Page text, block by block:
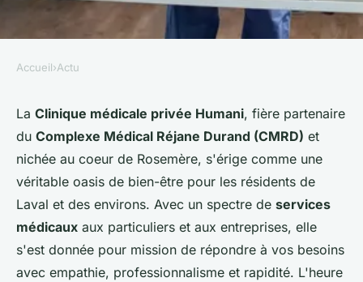
La Clinique de Rosemère
offre-t-elle des services
d'orthopédie ?
violette•13 mai 2024•2 min de lecture
Accueil›Actu
La Clinique médicale privée Humani, fière partenaire
du Complexe Médical Réjane Durand (CMRD) et
nichée au coeur de Rosemère, s'érige comme une
véritable oasis de bien-être pour les résidents de
Laval et des environs. Avec un spectre de services
médicaux aux particuliers et aux entreprises, elle
s'est donnée pour mission de répondre à vos besoins
avec empathie, professionnalisme et rapidité. L'heure